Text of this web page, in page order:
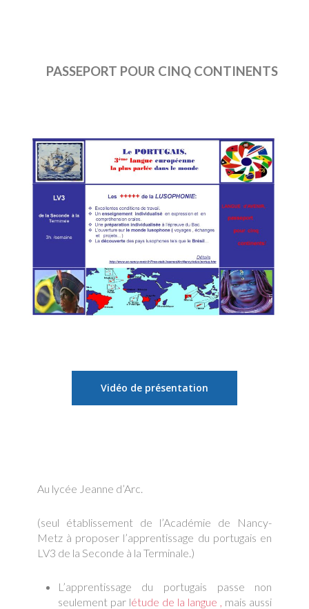
PASSEPORT POUR CINQ CONTINENTS
Vidéo de présentation
Au lycée Jeanne d’Arc.
(seul établissement de l’Académie de Nancy-
Metz à proposer l’apprentissage du portugais en
LV3 de la Seconde à la Terminale.)
L’apprentissage du portugais passe non
seulement par létude de la langue , mais aussi